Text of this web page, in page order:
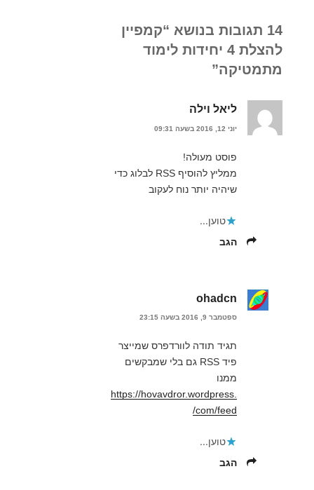
14 תגובות בנושא “קמפיין
להצלת 4 יחידות לימוד
מתמטיקה”
ליאל וילה
יוני 12, 2016 בשעה 09:31
פוסט מעולה!
ממליץ להוסיף RSS לבלוג כדי
שיהיה יותר נוח לעקוב
טוען...
הגב
ohadcn
ספטמבר 9, 2016 בשעה 23:15
תגיד תודה לוורדפרס שמייצר
פיד RSS גם בלי שמבקשים
ממנו
https://hovavdror.wordpress.
com/feed/
טוען...
הגב